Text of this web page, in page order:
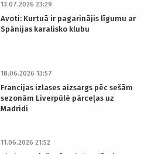
13.07.2026 23:29
Avoti: Kurtuā ir pagarinājis līgumu ar
Spānijas karalisko klubu
18.06.2026 13:57
Francijas izlases aizsargs pēc sešām
sezonām Liverpūlē pārceļas uz
Madridi
11.06.2026 21:52